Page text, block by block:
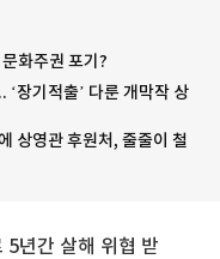
화주권 포기?
장기적출’ 다룬 개막작 상
상영관 후원처, 줄줄이 철
년간 살해 위협 받